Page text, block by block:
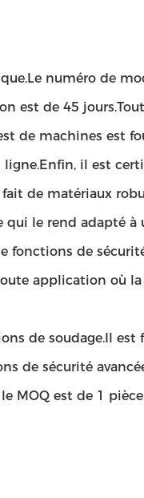
numéro de
est de 45
de machines est
il est
de matériaux
le rend adapté à
de
application où
de soudage.Il
de sécurité
est de 1